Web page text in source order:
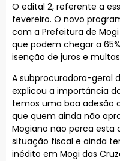
O edital 2, referente a
fevereiro. O novo
com a Prefeitura de
que podem chegar a
isenção de juros e
A subprocuradora-geral
explicou a importância
temos uma boa adesão
que quem ainda não
Mogiano não perca esta
situação fiscal e ainda
inédito em Mogi das